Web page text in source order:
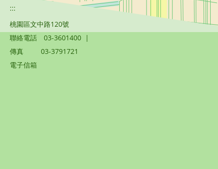
:::
桃園區文中路120號
聯絡電話
03-3601400 |
傳真
03-3791721
電子信箱